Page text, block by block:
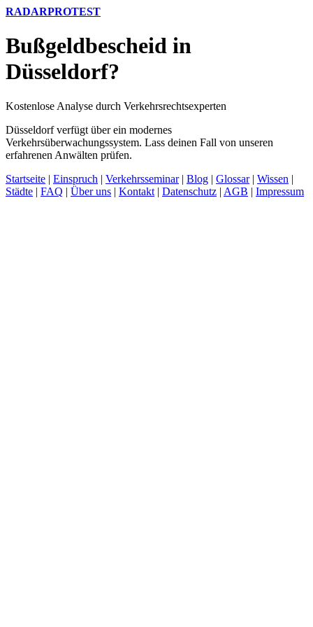
RADARPROTEST
Bußgeldbescheid in
Düsseldorf?
Kostenlose Analyse durch Verkehrsrechtsexperten
Düsseldorf verfügt über ein modernes
Verkehrsüberwachungssystem. Lass deinen Fall von unseren
erfahrenen Anwälten prüfen.
Startseite | Einspruch | Verkehrsseminar| Blog | Glossar| Wissen |
Städte | FAQ | Über uns | Kontakt | Datenschutz | AGB | Impressum